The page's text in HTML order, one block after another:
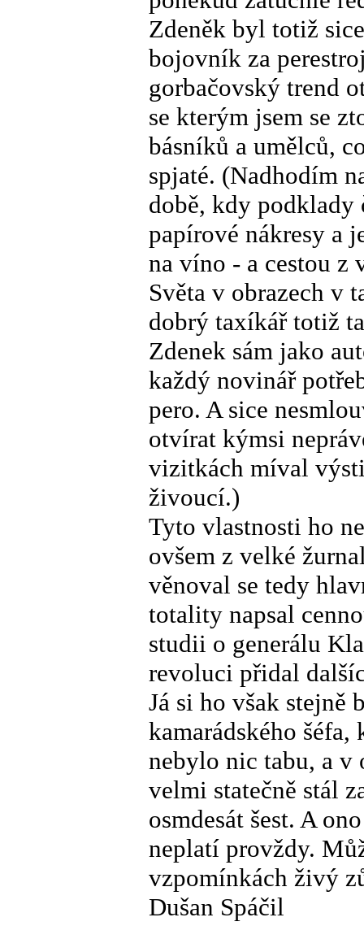
Zdeněk byl totiž
bojovník za
gorbačovský trend
se kterým jsem se
básníků a umělců,
spjaté. (Nadhodím
době, kdy podklady
papírové nákresy a
na víno - a cestou z
Světa v obrazech v
dobrý taxíkář totiž
Zdenek sám jako
každý novinář
pero. A sice
otvírat kýmsi
vizitkách míval
živoucí.)
Tyto vlastnosti ho
ovšem z velké
věnoval se tedy
totality napsal
studii o generálu
revoluci přidal
Já si ho však stejně
kamarádského
nebylo nic tabu, a v
velmi statečně stál
osmdesát šest. A
neplatí provždy.
vzpomínkách živý
Dušan Spáčil